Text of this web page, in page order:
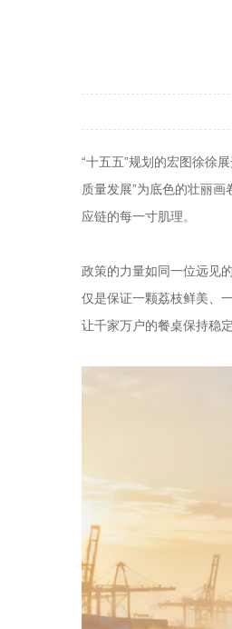
“十五五”规划的宏图徐徐
质量发展”为底色的壮丽
应链的每一寸肌理。
政策的力量如同一位远见
仅是保证一颗荔枝鲜美、
让千家万户的餐桌保持稳